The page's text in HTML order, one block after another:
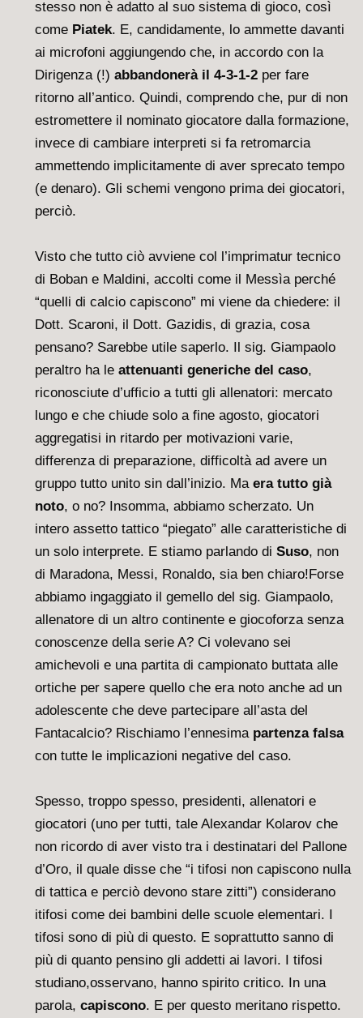
stesso non è adatto al suo sistema di gioco, così
come Piatek. E, candidamente, lo ammette davanti
ai microfoni aggiungendo che, in accordo con la
Dirigenza (!) abbandonerà il 4-3-1-2 per fare
ritorno all’antico. Quindi, comprendo che, pur di non
estromettere il nominato giocatore dalla formazione,
invece di cambiare interpreti si fa retromarcia
ammettendo implicitamente di aver sprecato tempo
(e denaro). Gli schemi vengono prima dei giocatori,
perciò.
Visto che tutto ciò avviene col l’imprimatur tecnico
di Boban e Maldini, accolti come il Messìa perché
“quelli di calcio capiscono” mi viene da chiedere: il
Dott. Scaroni, il Dott. Gazidis, di grazia, cosa
pensano? Sarebbe utile saperlo. Il sig. Giampaolo
peraltro ha le attenuanti generiche del caso,
riconosciute d’ufficio a tutti gli allenatori: mercato
lungo e che chiude solo a fine agosto, giocatori
aggregatisi in ritardo per motivazioni varie,
differenza di preparazione, difficoltà ad avere un
gruppo tutto unito sin dall’inizio. Ma era tutto già
noto, o no? Insomma, abbiamo scherzato. Un
intero assetto tattico “piegato” alle caratteristiche di
un solo interprete. E stiamo parlando di Suso, non
di Maradona, Messi, Ronaldo, sia ben chiaro!Forse
abbiamo ingaggiato il gemello del sig. Giampaolo,
allenatore di un altro continente e giocoforza senza
conoscenze della serie A? Ci volevano sei
amichevoli e una partita di campionato buttata alle
ortiche per sapere quello che era noto anche ad un
adolescente che deve partecipare all’asta del
Fantacalcio? Rischiamo l’ennesima partenza falsa
con tutte le implicazioni negative del caso.
Spesso, troppo spesso, presidenti, allenatori e
giocatori (uno per tutti, tale Alexandar Kolarov che
non ricordo di aver visto tra i destinatari del Pallone
d’Oro, il quale disse che “i tifosi non capiscono nulla
di tattica e perciò devono stare zitti”) considerano
itifosi come dei bambini delle scuole elementari. I
tifosi sono di più di questo. E soprattutto sanno di
più di quanto pensino gli addetti ai lavori. I tifosi
studiano,osservano, hanno spirito critico. In una
parola, capiscono. E per questo meritano rispetto.